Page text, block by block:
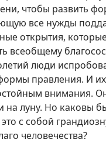
чтобы развить
все нужды
открытия,
всеобщему
люди
правления. И их
внимания.
на луну. Но каковы
с собой
человечества?